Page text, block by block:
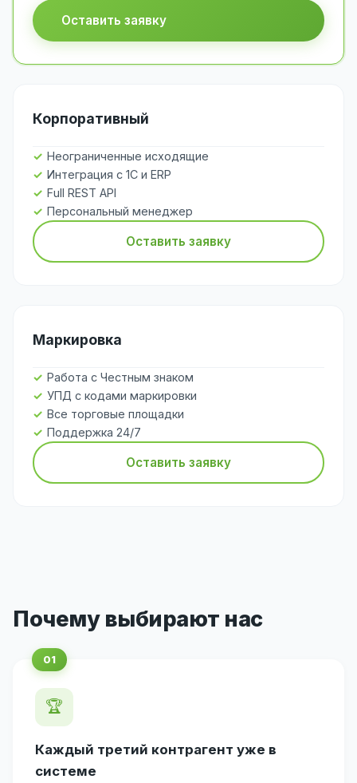
Оставить заявку
Корпоративный
Неограниченные исходящие
Интеграция с 1С и ERP
Full REST API
Персональный менеджер
Оставить заявку
Маркировка
Работа с Честным знаком
УПД с кодами маркировки
Все торговые площадки
Поддержка 24/7
Оставить заявку
Почему выбирают нас
🏆
Каждый третий контрагент уже в
системе